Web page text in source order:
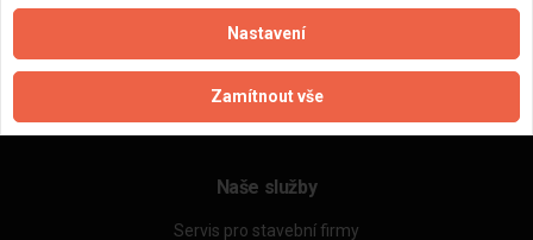
Zásady pro používání souborů cookie
Obchodní podmínky (zprostředkování)
Obchodní podmínky (rozpočtování)
Reference
Naše excelové tabulky online
Naše služby
Servis pro stavební firmy
Nastavení
Zamítnout vše